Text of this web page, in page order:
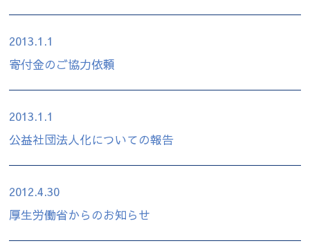
2013.1.1
寄付金のご協力依頼
2013.1.1
公益社団法人化についての報告
2012.4.30
厚生労働省からのお知らせ